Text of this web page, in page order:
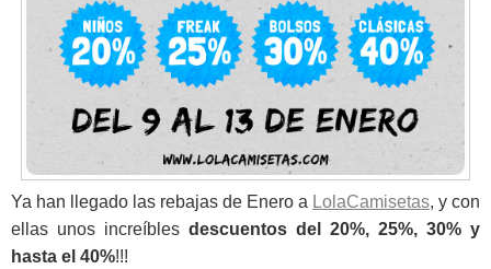
Ya han llegado las rebajas de Enero a LolaCamisetas, y con
ellas unos increíbles descuentos del 20%, 25%, 30% y
hasta el 40%!!!